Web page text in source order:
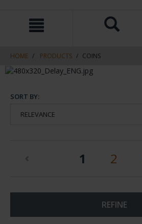
navigation
HOME PRODUCTS COINS
SORT BY:
1 (current)
2
REFINE